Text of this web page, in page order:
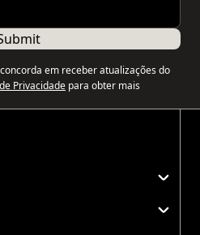
em receber atualizações do
Privacidade para obter mais